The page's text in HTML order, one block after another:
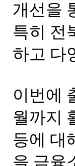
개선을
특히 전
하고 다
이번에
월까지
등에 대
을 금융